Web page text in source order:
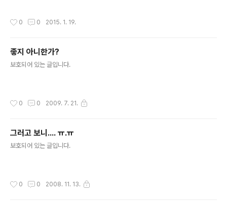
0 0 2015. 1. 19.
좋지 아니한가?
보호되어 있는 글입니다.
0 0 2009. 7. 21.
그러고 보니.... ㅠ.ㅠ
보호되어 있는 글입니다.
0 0 2008. 11. 13.